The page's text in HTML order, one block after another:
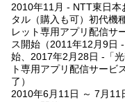
2010年11月 - NTT東日本
タル（購入も可）初代機
レット専用アプリ配信サ
ス開始（2011年12月9日
始、2017年2月28日 -「
ト専用アプリ配信サービ
了）
2010年6月11日 ～ 7月11